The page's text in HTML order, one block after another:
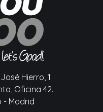
Hierro, 1
Oficina 42.
- Madrid